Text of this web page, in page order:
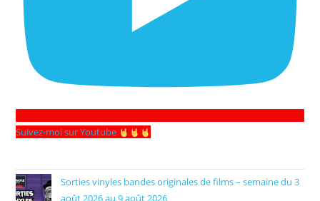
Suivez-moi sur Youtube
Sorties vinyles bandes originales de films – semaine du 3
août 2026 au 9 août 2026